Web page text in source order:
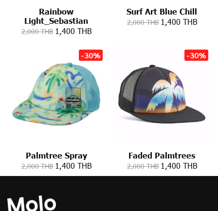
Rainbow
Light_Sebastian
2,000 THB 1,400 THB
Surf Art Blue Chill
2,000 THB 1,400 THB
-30%
Palmtree Spray
2,000 THB 1,400 THB
-30%
Faded Palmtrees
2,000 THB 1,400 THB